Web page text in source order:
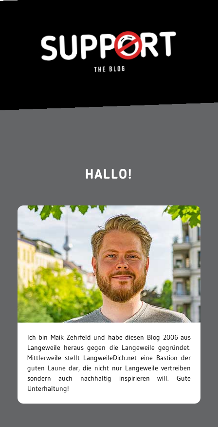
HALLO!
Ich bin Maik Zehrfeld und habe diesen Blog 2006 aus
Langeweile heraus gegen die Langeweile gegründet.
Mittlerweile stellt LangweileDich.net eine Bastion der
guten Laune dar, die nicht nur Langeweile vertreiben
sondern auch nachhaltig inspirieren will. Gute
Unterhaltung!